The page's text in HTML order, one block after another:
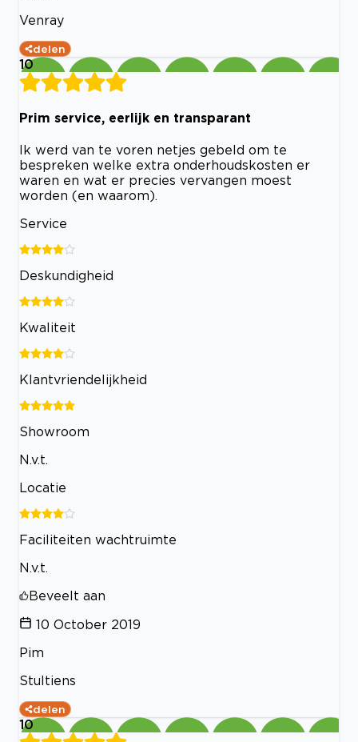
Venray
delen
10
Prim service, eerlijk en transparant
Ik werd van te voren netjes gebeld om te
bespreken welke extra onderhoudskosten er
waren en wat er precies vervangen moest
worden (en waarom).
Service
Deskundigheid
Kwaliteit
Klantvriendelijkheid
Showroom
N.v.t.
Locatie
Faciliteiten wachtruimte
N.v.t.
Beveelt aan
10 October 2019
Pim
Stultiens
delen
10